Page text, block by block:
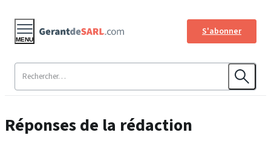
S'abonner
MENU
Réponses de la rédaction